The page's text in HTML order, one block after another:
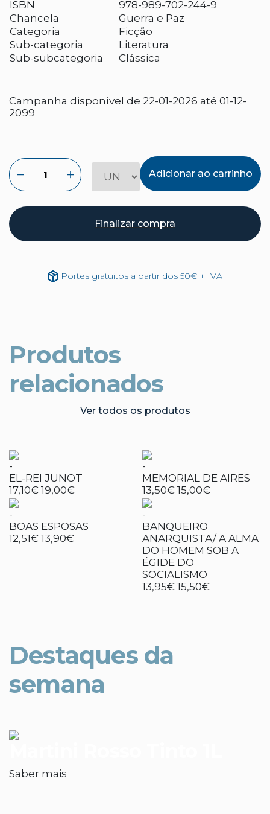
ISBN
978-989-702-244-9
Chancela
Guerra e Paz
Categoria
Ficção
Sub-categoria
Literatura
Sub-subcategoria
Clássica
Campanha disponível de 22-01-2026 até 01-12-
2099
Adicionar ao carrinho
Finalizar compra
Portes gratuitos a partir dos 50€ + IVA
Produtos
relacionados
Ver todos os produtos
-
EL-REI JUNOT
17,10€ 19,00€
-
MEMORIAL DE AIRES
13,50€ 15,00€
-
BOAS ESPOSAS
12,51€ 13,90€
-
BANQUEIRO
ANARQUISTA/ A ALMA
DO HOMEM SOB A
ÉGIDE DO
SOCIALISMO
13,95€ 15,50€
Destaques da
semana
Saber mais